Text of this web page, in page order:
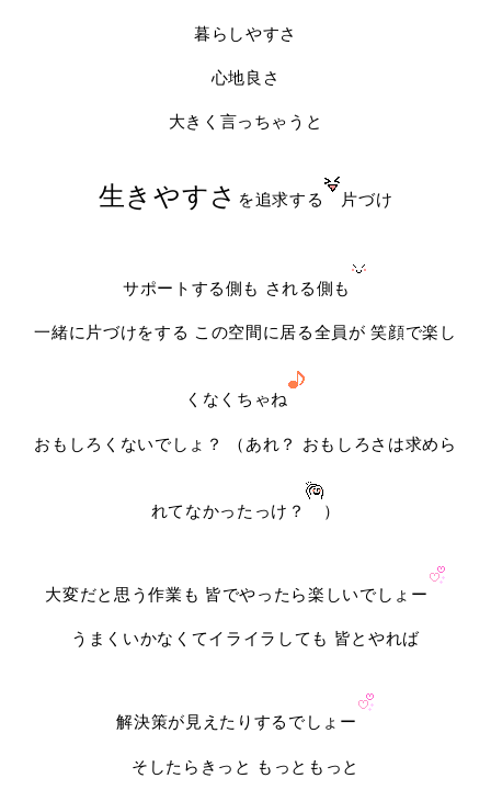
暮らしやすさ
心地良さ
大きく言っちゃうと
生きやすさ を追求する 片づけ
サポートする側も される側も
一緒に片づけをする この空間に居る全員が 笑顔で楽し
くなくちゃね
おもしろくないでしょ？ （あれ？ おもしろさは求めら
れてなかったっけ？ ）
大変だと思う作業も 皆でやったら楽しいでしょー
うまくいかなくてイライラしても 皆とやれば
解決策が見えたりするでしょー
そしたらきっと もっともっと